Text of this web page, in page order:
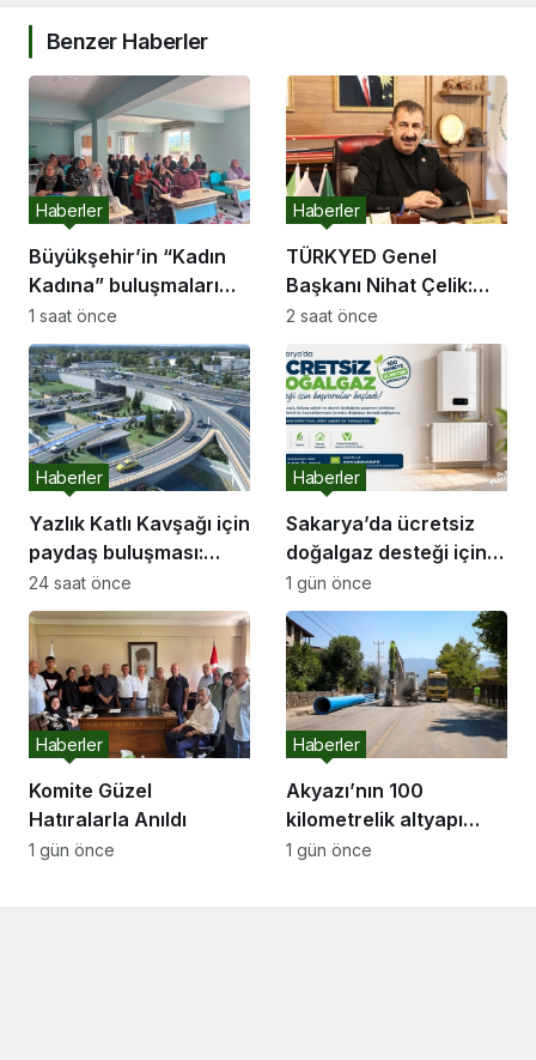
Benzer Haberler
Büyükşehir’in “Kadın
Kadına” buluşmaları
Akyazı’da devam etti
Haberler
1 saat önce
TÜRKYED Genel
Başkanı Nihat Çelik:
“Gençliğine Sahip
Çıkmayan Milletler
Geleceğini İnşa
Edemez”
Haberler
2 saat önce
Yazlık Katlı Kavşağı için
paydaş buluşması:
“İletişim kanallarımız
hep açık olacak”
Haberler
24 saat önce
Sakarya’da ücretsiz
doğalgaz desteği için
başvurular başladı
Haberler
1 gün önce
Komite Güzel
Hatıralarla Anıldı
Haberler
1 gün önce
Akyazı’nın 100
kilometrelik altyapı
hattı için saha
Haberler
1 gün önce